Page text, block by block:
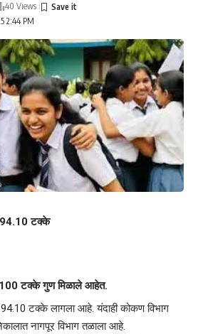
2:44 PM
40 Views
94.10 टक्के
100 टक्के गुण मिळाले आहेत.
94.10 टक्के लागला आहे. यंदाही कोकण विभाग
नागपूर विभाग तळाला आहे.